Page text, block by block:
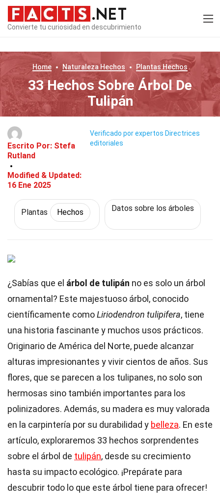
Convierte tu curiosidad en descubrimiento
Home Naturaleza Hechos PlantasHechos
33 Hechos Sobre Árbol De
Tulipán
Escrito Por: Stefa
Rutland
Modified & Updated:
16 Ene 2025
Verificado por expertos Directrices
editoriales
Plantas Hechos Datos sobre los árboles
¿Sabías que el árbol de tulipán no es solo un árbol
ornamental? Este majestuoso árbol, conocido
científicamente comoLiriodendron tulipifera, tiene
una historia fascinante y muchos usos prácticos.
Originario de América del Norte, puede alcanzar
alturas impresionantes y vivir cientos de años. Sus
flores, que se parecen a los tulipanes, no solo son
hermosas sino también importantes para los
polinizadores. Además, su madera es muy valorada
en la carpintería por su durabilidad y belleza. En este
artículo, exploraremos 33 hechos sorprendentes
sobre el árbol de tulipán, desde su crecimiento
hasta su impacto ecológico. ¡Prepárate para
descubrir todo lo que este árbol tiene para ofrecer!